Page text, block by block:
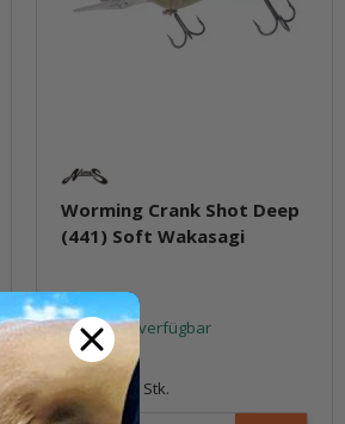
Worming Crank Shot Deep
(441) Soft Wakasagi
Sofort verfügbar
17,99 €*
Packung: 1 Stk.